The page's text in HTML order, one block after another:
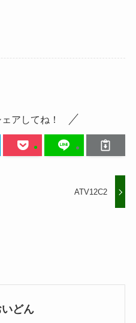
アしてね！
ATV12C2
どん